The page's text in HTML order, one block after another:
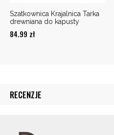
Szatkownica Krajalnica Tarka
drewniana do kapusty
84.99 zł
RECENZJE